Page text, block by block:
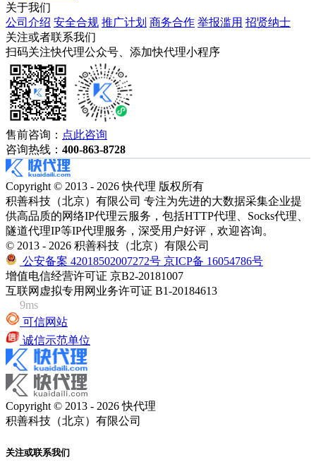
关于我们
公司介绍 安全合规 推广计划 商务合作 举报滥用 招贤纳士
关注或者联系我们
扫码关注快代理公众号、添加快代理小程序
售前咨询： 点此咨询
咨询热线： 400-863-8728
Copyright © 2013 - 2026 快代理 版权所有
积善科技（北京）有限公司 专注为先进的大数据采集企业提
供高品质的网络IP代理云服务，包括HTTP代理、Socks代理、
隧道代理IP等IP代理服务，深受用户好评，欢迎咨询。
© 2013 - 2026 积善科技（北京）有限公司
公安备案 42018502007272号 京ICP备 16054786号
增值电信经营许可证 京B2-20181007
互联网虚拟专用网业务许可证 B1-20184613
9ms
可信网站
诚信示范单位
Copyright © 2013 - 2026 快代理
积善科技（北京）有限公司
关注或联系我们